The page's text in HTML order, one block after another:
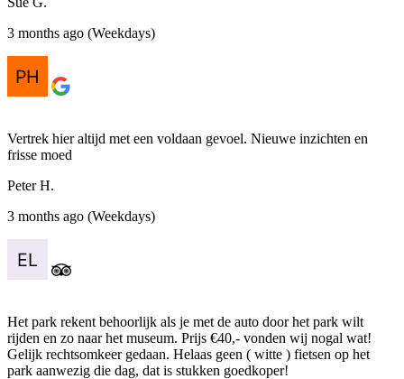
3 months ago (Weekdays)
Vertrek hier altijd met een voldaan gevoel. Nieuwe inzichten en
frisse moed
Peter H.
3 months ago (Weekdays)
Het park rekent behoorlijk als je met de auto door het park wilt
rijden en zo naar het museum. Prijs €40,- vonden wij nogal wat!
Gelijk rechtsomkeer gedaan. Helaas geen ( witte ) fietsen op het
park aanwezig die dag, dat is stukken goedkoper!